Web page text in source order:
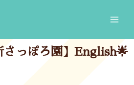
っぽろ園】English🌟